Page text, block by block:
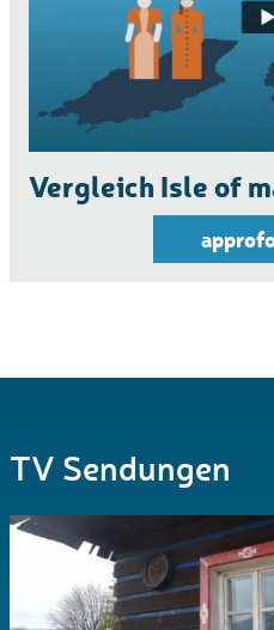
Vergleich Isle of
TV Sendungen